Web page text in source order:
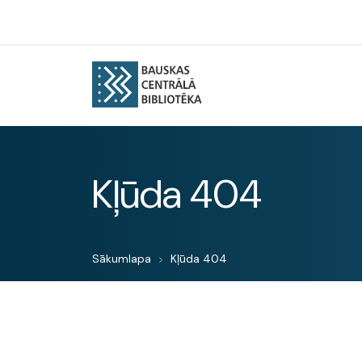
Kļūda 404
Sākumlapa Kļūda 404